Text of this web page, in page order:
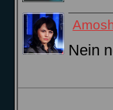
Nein